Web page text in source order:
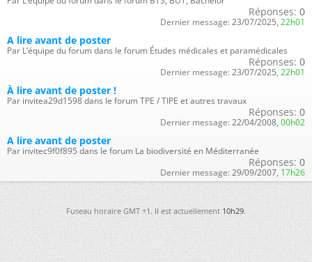
Réponses: 0
Dernier message: 23/07/2025, 22h01
A lire avant de poster
Par L’équipe du forum dans le forum Études médicales et paramédicales
Réponses: 0
Dernier message: 23/07/2025, 22h01
À lire avant de poster !
Par invitea29d1598 dans le forum TPE / TIPE et autres travaux
Réponses: 0
Dernier message: 22/04/2008, 00h02
A lire avant de poster
Par invitec9f0f895 dans le forum La biodiversité en Méditerranée
Réponses: 0
Dernier message: 29/09/2007, 17h26
Fuseau horaire GMT +1. Il est actuellement10h29.